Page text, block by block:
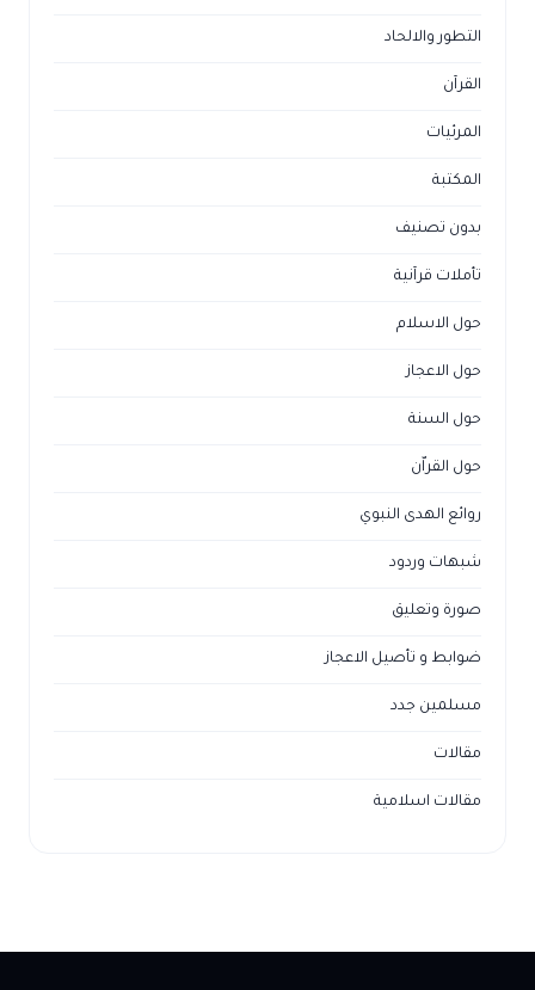
التطور والالحاد
القرآن
المرئيات
المكتبة
بدون تصنيف
تأملات قرآنية
حول الاسلام
حول الاعجاز
حول السنة
حول القراّن
روائع الهدى النبوي
شبهات وردود
صورة وتعليق
ضوابط و تأصيل الاعجاز
مسلمين جدد
مقالات
مقالات اسلامية